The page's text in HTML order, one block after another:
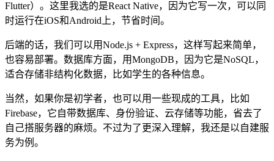
Flutter）。这里我选的是React Native，因为它写一次，可以同
时运行在iOS和Android上，节省时间。
后端的话，我们可以用Node.js + Express，这样写起来简单，
也容易部署。数据库方面，用MongoDB，因为它是NoSQL，
适合存储非结构化数据，比如学生的各种信息。
当然，如果你是初学者，也可以用一些现成的工具，比如
Firebase，它自带数据库、身份验证、云存储等功能，省去了
自己搭服务器的麻烦。不过为了更深入理解，我还是以自建服
务为例。